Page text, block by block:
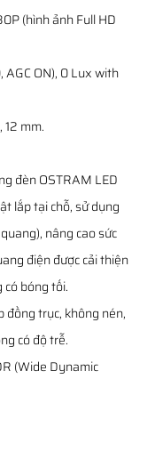
(hình ảnh Full HD
ON), 0 Lux with
mm.
đèn OSTRAM LED
lắp tại chỗ, sử dụng
nâng cao sức
điện được cải thiện
có bóng tối.
đồng trục, không nén,
có độ trễ.
(Wide Dynamic